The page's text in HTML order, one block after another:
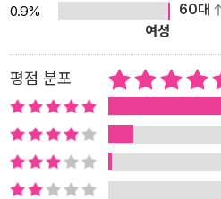
남들 눈에 쉬워 보이면 그 사람이 바
랑으로서 노련한 모습 이면에는 보이
이는 숨은 노력이 있다. 그의 이야기
짚고 가야 할 본질의 중요성을 새삼
면 듣기 좋은 꿀 같은 달콤한 말보다
들게 하는 냉철한 말이 내 삶을 더 나
삶에 도움이 되는 적확한 말을 해주
서 《삶이라는 완벽한 농담》은 산전
0.9%
60대
여성
평점 분포